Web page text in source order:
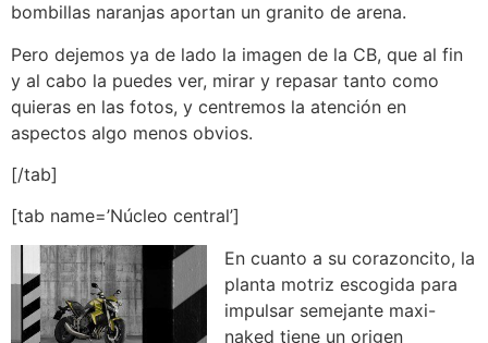
bombillas naranjas aportan un granito de arena.
Pero dejemos ya de lado la imagen de la CB, que al fin
y al cabo la puedes ver, mirar y repasar tanto como
quieras en las fotos, y centremos la atención en
aspectos algo menos obvios.
[/tab]
[tab name=’Núcleo central’]
En cuanto a su corazoncito, la
planta motriz escogida para
impulsar semejante maxi-
naked tiene un origen